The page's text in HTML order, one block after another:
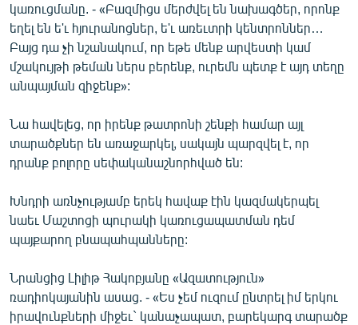
կառուցմանը. - «Բազմիցս մերժվել են նախագծեր, որոնք
եղել են ե'ւ հյուրանոցներ, ե'ւ առեւտրի կենտրոններ…
Բայց դա չի նշանակում, որ եթե մենք արվեստի կամ
մշակույթի թեման ներս բերենք, ուրեմն պետք է այդ տեղը
անպայման զիջենք»:
Նա հավելեց, որ իրենք թատրոնի շենքի համար այլ
տարածքներ են առաջարկել, սակայն պարզվել է, որ
դրանք բոլորը սեփականաշնորհված են:
Խնդրի առնչությամբ երեկ հավաք էին կազմակերպել
նաեւ Մաշտոցի պուրակի կառուցապատման դեմ
պայքարող բնապահպանները:
Նրանցից Լիլիթ Հակոբյանը «Ազատություն»
ռադիոկայանին ասաց. - «Ես չեմ ուզում ընտրել իմ երկու
իրավունքների միջեւ` կանաչապատ, բարեկարգ տարածք